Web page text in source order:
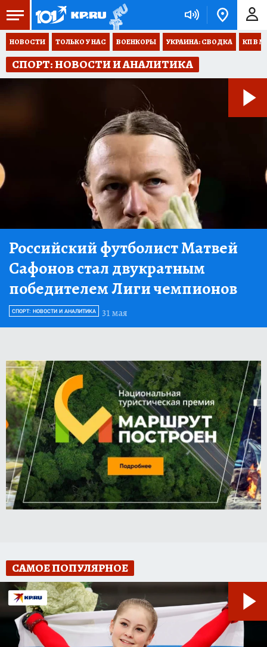
НОВОСТИ ТОЛЬКО У НАС ВОЕНКОРЫ УКРАИНА: СВОДКА КП В
СПОРТ: НОВОСТИ И АНАЛИТИКА
Российский футболист Матвей
Сафонов стал двукратным
победителем Лиги чемпионов
31 мая
СПОРТ: НОВОСТИ И АНАЛИТИКА
САМОЕ ПОПУЛЯРНОЕ